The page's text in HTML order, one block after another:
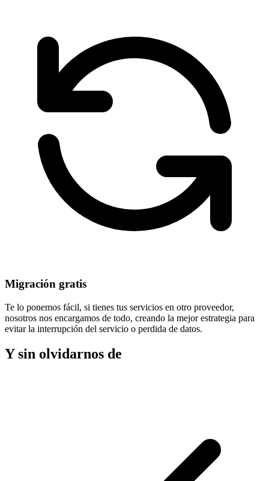
Migración gratis
Te lo ponemos fácil, si tienes tus servicios en otro proveedor,
nosotros nos encargamos de todo, creando la mejor estrategia para
evitar la interrupción del servicio o perdida de datos.
Y sin olvidarnos de